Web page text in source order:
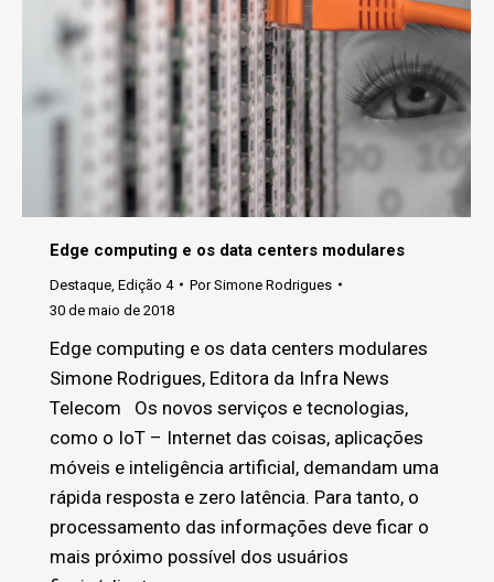
Edge computing e os data centers modulares
Destaque Edição 4 PorSimone Rodrigues
30 de maio de 2018
Edge computing e os data centers modulares
Simone Rodrigues, Editora da Infra News
Telecom Os novos serviços e tecnologias,
como o IoT – Internet das coisas, aplicações
móveis e inteligência artificial, demandam uma
rápida resposta e zero latência. Para tanto, o
processamento das informações deve ficar o
mais próximo possível dos usuários